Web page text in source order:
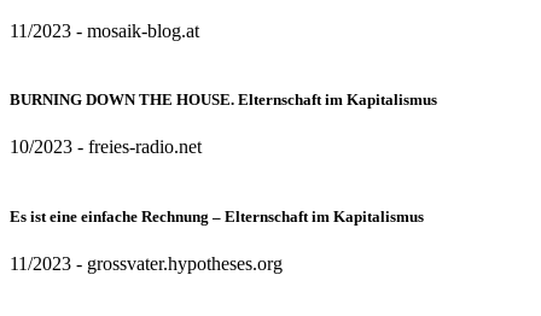
11/2023 - mosaik-blog.at
BURNING DOWN THE HOUSE. Elternschaft im Kapitalismus
10/2023 - freies-radio.net
Es ist eine einfache Rechnung – Elternschaft im Kapitalismus
11/2023 - grossvater.hypotheses.org